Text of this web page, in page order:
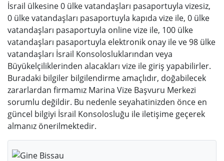
İsrail ülkesine 0 ülke vatandaşları pasaportuyla vizesiz,
0 ülke vatandaşları pasaportuyla kapıda vize ile, 0 ülke
vatandaşları pasaportuyla online vize ile, 100 ülke
vatandaşları pasaportuyla elektronik onay ile ve 98 ülke
vatandaşları İsrail Konsolosluklarından veya
Büyükelçiliklerinden alacakları vize ile giriş yapabilirler.
Buradaki bilgiler bilgilendirme amaçlıdır, doğabilecek
zararlardan firmamız Marina Vize Başvuru Merkezi
sorumlu değildir. Bu nedenle seyahatinizden önce en
güncel bilgiyi İsrail Konsolosluğu ile iletişime geçerek
almanız önerilmektedir.